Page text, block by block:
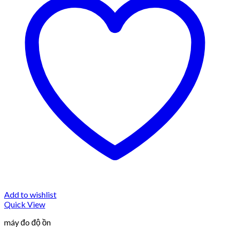
Add to wishlist
Quick View
máy đo độ ồn